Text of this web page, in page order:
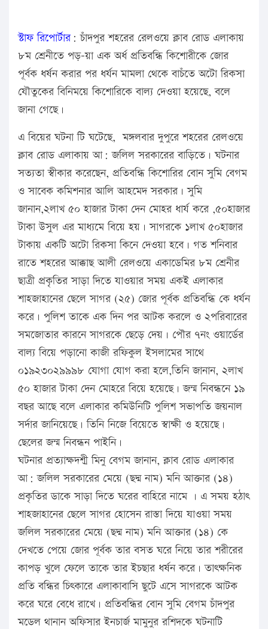
স্টাফ রিপোর্টার: চাঁদপুর শহরের রেলওয়ে ক্লাব রোড এলাকায়
৮ম শ্রেনীতে পড়–য়া এক অর্ধ প্রতিবন্ধি কিশোরীকে জোর
পূর্বক ধর্ষন করার পর ধর্যন মামলা থেকে বাচঁতে অটো রিকসা
যৌতুকের বিনিময়ে কিশোরিকে বাল্য দেওয়া হয়েছে, বলে
জানা গেছে।
এ বিয়ের ঘটনা টি ঘটেছে, মঙ্গলবার দুপুরে শহরের রেলওয়ে
ক্লাব রোড এলাকায় আ: জলিল সরকারের বাড়িতে। ঘটনার
সত্যতা স্বীকার করেছেন, প্রতিবন্ধি কিশোরির বোন সুমি বেগম
ও সাবেক কমিশনার আলি আহমেদ সরকার। সুমি
জানান,২লাখ ৫০ হাজার টাকা দেন মোহর ধার্য করে ,৫০হাজার
টাকা উসুল এর মাধ্যমে বিয়ে হয়। সাগরকে ১লাখ ৫০হাজার
টাকায় একটি অটো রিকসা কিনে দেওয়া হবে। গত শনিবার
রাতে শহরের আক্কাছ আলী রেলওয়ে একাডেমির ৮ম শ্রেনীর
ছাত্রী প্রকৃতির সাড়া দিতে যাওয়ার সময় একই এলাকার
শাহজাহানের ছেলে সাগর (২৫) জোর পূর্বক প্রতিবন্ধি কে ধর্যন
করে। পুলিশ তাকে এক দিন পর আটক করলে ও ২পরিবারের
সমজোতার কারনে সাগরকে ছেড়ে দেয়। পৌর ৭নং ওয়ার্ডের
বাল্য বিয়ে পড়ানো কাজী রফিকুল ইসলামের সাথে
০১৯২৩০২৯৯৯৮ যোগা যোগ করা হলে,তিনি জানান, ২লাখ
৫০ হাজার টাকা দেন মোহরে বিয়ে হয়েছে। জন্ম নিবন্ধনে ১৯
বছর আছে বলে এলাকার কমিউনিটি পুলিশ সভাপতি জয়নাল
সর্দার জানিয়েছে। তিনি নিজে বিয়েতে স্বাক্ষী ও হয়েছে।
ছেলের জন্ম নিবন্ধন পাইনি।
ঘটনার প্রত্যাক্ষদশীর্ মিনু বেগম জানান, ক্লাব রোড এলাকার
আ: জলিল সরকারের মেয়ে (ছদ্ম নাম) মনি আক্তার (১৪)
প্রকৃতির ডাকে সাড়া দিতে ঘরের বাহিরে নামে । এ সময় হঠাৎ
শাহজাহানের ছেলে সাগর হোসেন রাস্তা দিয়ে যাওয়া সময়
জলিল সরকারের মেয়ে (ছদ্ম নাম) মনি আক্তার (১৪) কে
দেখতে পেয়ে জোর পূর্বক তার বসত ঘরে নিয়ে তার শরীরের
কাপড় খুলে ফেলে তাকে তার ইচছার ধর্ষন করে। তাৎক্ষনিক
প্রতি বন্ধির চিৎকারে এলাকাবাসি ছুটে এসে সাগরকে আটক
করে ঘরে বেধে রাখে। প্রতিবন্ধির বোন সুমি বেগম চাঁদপুর
মডেল থানান অফিসার ইনচার্জ মামুনুর রশিদকে ঘটনাটি